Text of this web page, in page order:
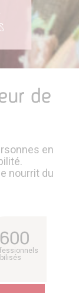
de
en
nourrit du